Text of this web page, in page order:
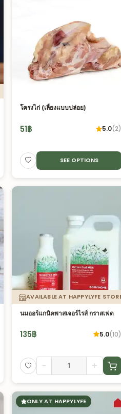
โครงไก่ (เลี้ยงแบบปล่อย)
51฿ 5.0(2)
SEE OPTIONS
AVAILABLE AT HAPPYLYFE
นมออร์แกนิคพาสเจอร์ไรส์ กราสเฟด
135฿ 5.0(10)
- +
ONLY AT HAPPYLYFE